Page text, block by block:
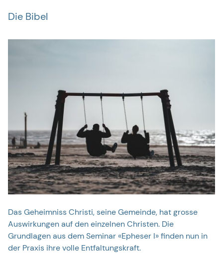
Die Bibel
Das Geheimniss Christi, seine Gemeinde, hat grosse
Auswirkungen auf den einzelnen Christen. Die
Grundlagen aus dem Seminar «Epheser I» finden nun in
der Praxis ihre volle Entfaltungskraft.